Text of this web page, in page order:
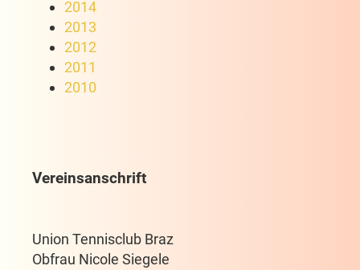
2014
2013
2012
2011
2010
Vereinsanschrift
Union Tennisclub Braz
Obfrau Nicole Siegele